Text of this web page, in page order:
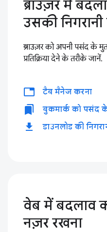
ब्राउज़र में
उसकी
ब्राउज़र को अपनी पसंद के
प्रतिक्रिया देने के तरीके जानें.
tabsटैब मैनेज करना
bookmarks बुकमार्क को पसंद
download डाउनलोड की
वेब में बदलाव
नज़र रखना